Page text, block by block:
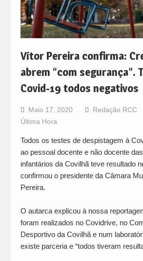
Vítor Pereira confirma:
abrem “com segurança”.
Covid-19 todos negativos
Maio 17, 2020 Redação RCC
Última Hora
Todos os testes de despistagem à
ao pessoal docente e não docente
infantários da Covilhã teve resultado
confirmou o presidente da Câmara
Pereira.
O autarca explicou à nossa
foram realizados no Covidrive, no
Desportivo da Covilhã e num
existe parceria e “todos tiveram